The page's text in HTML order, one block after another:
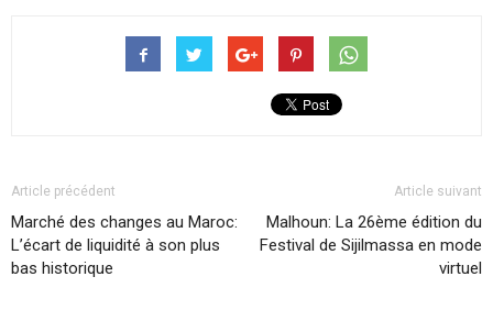
Article précédent
Marché des changes au Maroc:
L’écart de liquidité à son plus
bas historique
Article suivant
Malhoun: La 26ème édition du
Festival de Sijilmassa en mode
virtuel